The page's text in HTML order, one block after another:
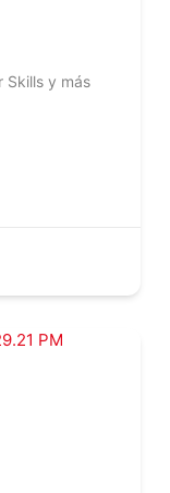
Skills y más